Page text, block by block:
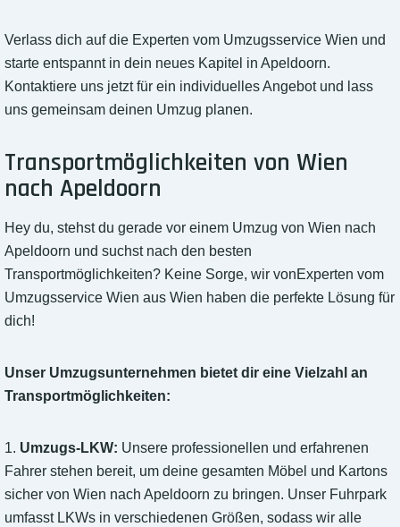
Verlass dich auf die Experten vom Umzugsservice Wien und
starte entspannt in dein neues Kapitel in Apeldoorn.
Kontaktiere uns jetzt für ein individuelles Angebot und lass
uns gemeinsam deinen Umzug planen.
Transportmöglichkeiten von Wien
nach Apeldoorn
Hey du, stehst du gerade vor einem Umzug von Wien nach
Apeldoorn und suchst nach den besten
Transportmöglichkeiten? Keine Sorge, wir vonExperten vom
Umzugsservice Wien aus Wien haben die perfekte Lösung für
dich!
Unser Umzugsunternehmen bietet dir eine Vielzahl an
Transportmöglichkeiten:
1. Umzugs-LKW: Unsere professionellen und erfahrenen
Fahrer stehen bereit, um deine gesamten Möbel und Kartons
sicher von Wien nach Apeldoorn zu bringen. Unser Fuhrpark
umfasst LKWs in verschiedenen Größen, sodass wir alle